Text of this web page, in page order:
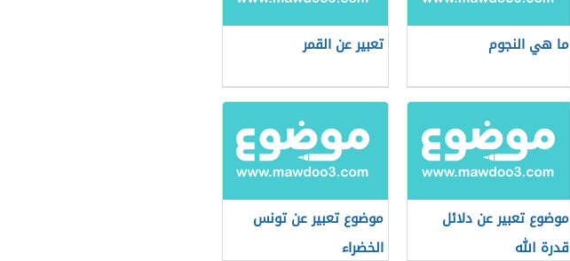
ما هي النجوم تعبير عن القمر
موضوع تعبير عن دلائل
قدرة الله
موضوع تعبير عن تونس
الخضراء